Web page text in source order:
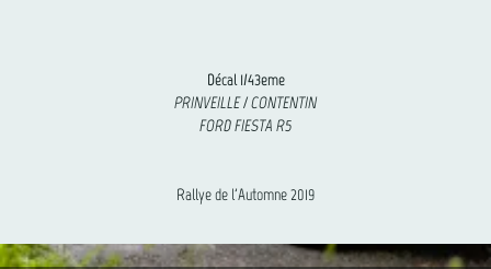
Décal 1/43eme
PRINVEILLE / CONTENTIN
FORD FIESTA R5
Rallye de l'Automne 2019